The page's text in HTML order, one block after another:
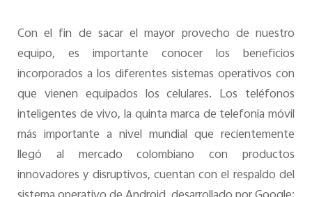
Con el fin de sacar el mayor provecho de nuestro
equipo, es importante conocer los beneficios
incorporados a los diferentes sistemas operativos con
que vienen equipados los celulares. Los teléfonos
inteligentes de vivo, la quinta marca de telefonía móvil
más importante a nivel mundial que recientemente
llegó al mercado colombiano con productos
innovadores y disruptivos, cuentan con el respaldo del